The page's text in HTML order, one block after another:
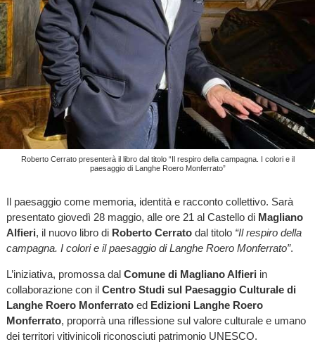
Roberto Cerrato presenterà il libro dal titolo “Il respiro della campagna. I colori e il
paesaggio di Langhe Roero Monferrato”
Il paesaggio come memoria, identità e racconto collettivo. Sarà
presentato giovedì 28 maggio, alle ore 21 al Castello di Magliano
Alfieri, il nuovo libro di Roberto Cerratodal titolo “Il respiro della
campagna. I colori e il paesaggio di Langhe Roero Monferrato”.
L’iniziativa, promossa dal Comune di Magliano Alfieri in
collaborazione con il Centro Studi sul Paesaggio Culturale di
Langhe Roero Monferratoed Edizioni Langhe Roero
Monferrato, proporrà una riflessione sul valore culturale e umano
dei territori vitivinicoli riconosciuti patrimonio UNESCO.